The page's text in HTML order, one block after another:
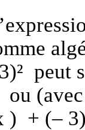
peut
ou
) + (–